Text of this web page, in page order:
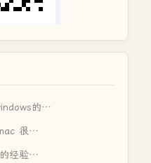
的…
很…
经验…